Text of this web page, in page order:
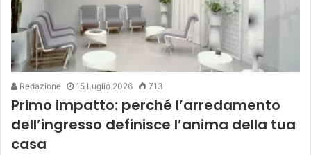
Redazione 15 Luglio 2026 713
Primo impatto: perché l’arredamento
dell’ingresso definisce l’anima della tua
casa